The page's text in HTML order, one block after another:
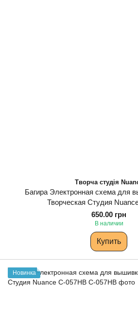
Творча студія
Багира Электронная схема для
Творческая Студия
650.00 грн
В наличии
Купить
Новинка